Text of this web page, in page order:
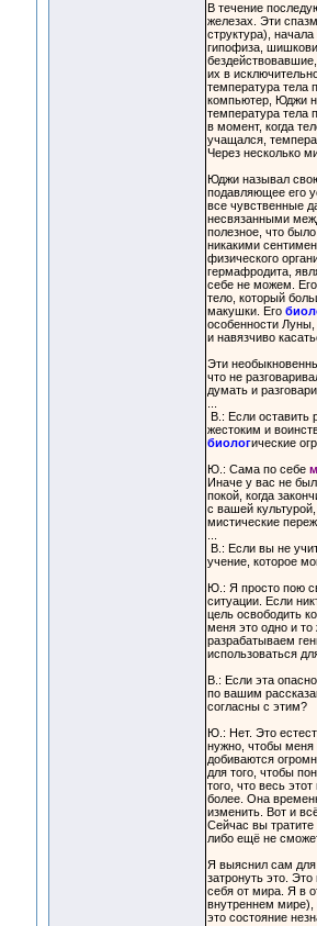
В течение
железах. Эти
структура),
гипофиза,
их в
температура тела
компьютер, Юджи
температура тела
в момент, когда
учащался,
Через несколько
Юджи называл
подавляющее его
все чувственные
несвязанными
полезное, что
никакими
физического
гермафродита,
себе не можем.
тело, который
макушки. Его
особенности
и навязчиво
Эти
что не
думать и
В.: Если оставить
жестоким и
биологические
Ю.: Сама по себе
Иначе у вас не
покой, когда
с вашей
мистические
В.: Если вы не
учение, которое
Ю.: Я просто пою
ситуации. Если
цель освободить
меня это одно и
разрабатываем
использоваться
В.: Если эта
по вашим
согласны с этим?
Ю.: Нет. Это
нужно, чтобы меня
добиваются
для того, чтобы
того, что весь
более. Она
изменить. Вот и
Сейчас вы тратите
либо ещё не
Я выяснил сам для
затронуть это.
себя от мира. Я в
внутреннем мире),
это состояние